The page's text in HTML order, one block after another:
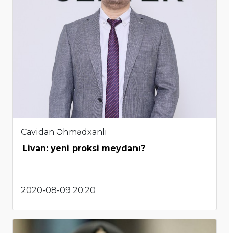
Cavidan Əhmədxanlı
Livan: yeni proksi meydanı?
2020-08-09 20:20